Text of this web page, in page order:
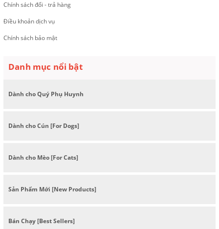
Chính sách đổi - trả hàng
Điều khoản dịch vụ
Chính sách bảo mật
Danh mục nổi bật
Dành cho Quý Phụ Huynh
Dành cho Cún [For Dogs]
Dành cho Mèo [For Cats]
Sản Phẩm Mới [New Products]
Bán Chạy [Best Sellers]